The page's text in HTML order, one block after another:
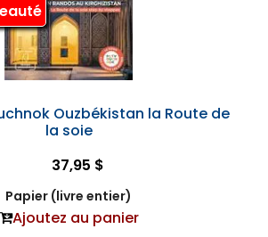
Ouzbékistan la Route de
la soie
37,95 $
Papier (livre entier)
Ajoutez au panier